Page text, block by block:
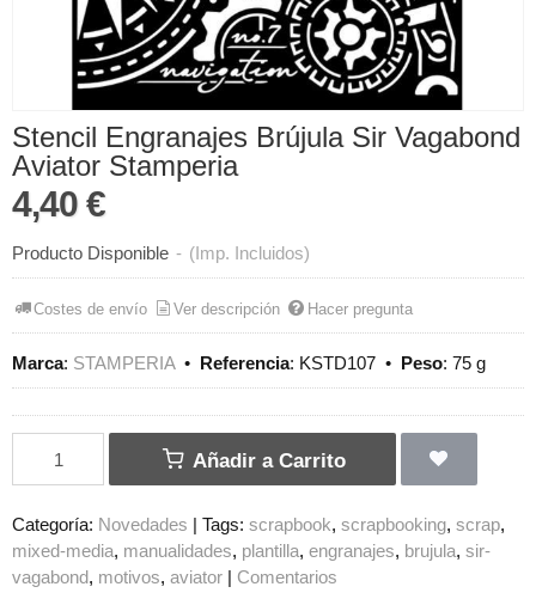
Stencil Engranajes Brújula Sir Vagabond
Aviator Stamperia
4,40 €
Producto Disponible - (Imp. Incluidos)
Costes de envío Ver descripción Hacer pregunta
Marca: STAMPERIA• Referencia: KSTD107 • Peso: 75 g
Añadir a Carrito
Categoría: Novedades Tags: scrapbook scrapbooking scrap
mixed-media manualidades plantilla engranajes brujula sir-
vagabond
motivos aviator Comentarios